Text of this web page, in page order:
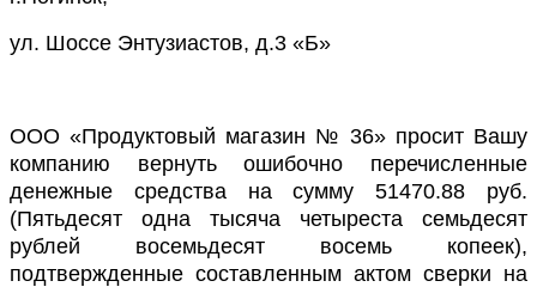
ул. Шоссе Энтузиастов, д.3 «Б»
ООО «Продуктовый магазин № 36» просит Вашу
компанию вернуть ошибочно перечисленные
денежные средства на сумму 51470.88 руб.
(Пятьдесят одна тысяча четыреста семьдесят
рублей восемьдесят восемь копеек),
подтвержденные составленным актом сверки на